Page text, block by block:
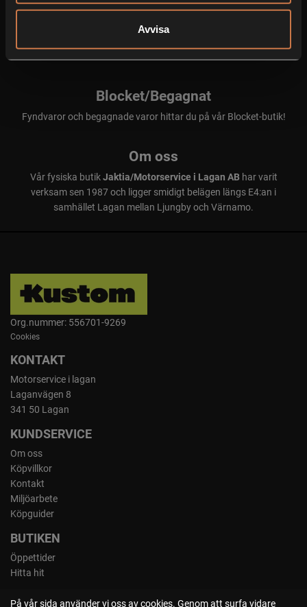
Avvisa
alla märken!
Blocket/Begagnat
Fyndvaror och begagnade varor hittar du på vår Blocket-butik!
Om oss
Vår fysiska butikJaktia/Motorservice i Lagan ABhar varit
verksam sen 1987 och ligger smidigt belägen längs E4:an i
samhället Lagan mellan Ljungby och Värnamo.
Org.nummer: 556701-9269
Cookies
KONTAKT
Motorservice i lagan
Laganvägen 8
341 50 Lagan
KUNDSERVICE
Om oss
Köpvillkor
Kontakt
Miljöarbete
Köpguider
BUTIKEN
Öppettider
Hitta hit
På vår sida använder vi oss av cookies. Genom att surfa vidare